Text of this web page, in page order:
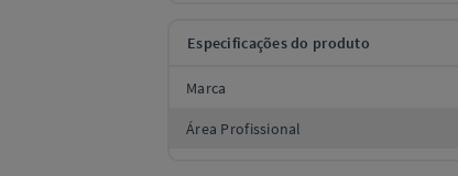
Especificações do produto
Marca
Área Profissional